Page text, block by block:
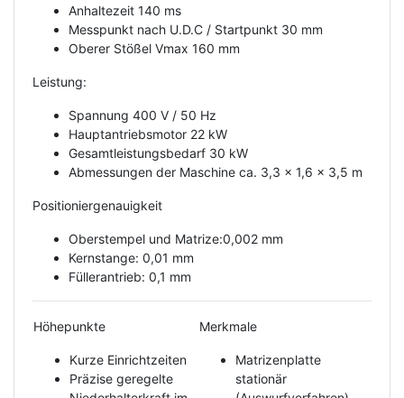
Anhaltezeit 140 ms
Messpunkt nach U.D.C / Startpunkt 30 mm
Oberer Stößel Vmax 160 mm
Leistung:
Spannung 400 V / 50 Hz
Hauptantriebsmotor 22 kW
Gesamtleistungsbedarf 30 kW
Abmessungen der Maschine ca. 3,3 x 1,6 x 3,5 m
Positioniergenauigkeit
Oberstempel und Matrize:0,002 mm
Kernstange: 0,01 mm
Füllerantrieb: 0,1 mm
Höhepunkte
Kurze Einrichtzeiten
Präzise geregelte
Merkmale
Matrizenplatte
stationär